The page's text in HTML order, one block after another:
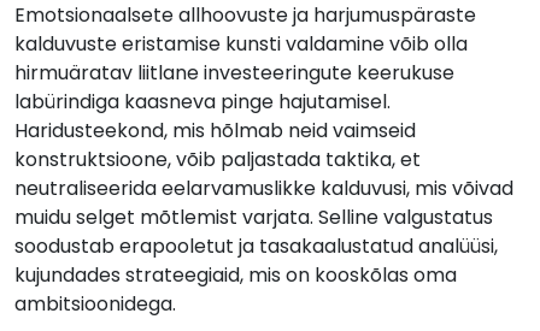
Emotsionaalsete allhoovuste ja harjumuspäraste
kalduvuste eristamise kunsti valdamine võib olla
hirmuäratav liitlane investeeringute keerukuse
labürindiga kaasneva pinge hajutamisel.
Haridusteekond, mis hõlmab neid vaimseid
konstruktsioone, võib paljastada taktika, et
neutraliseerida eelarvamuslikke kalduvusi, mis võivad
muidu selget mõtlemist varjata. Selline valgustatus
soodustab erapooletut ja tasakaalustatud analüüsi,
kujundades strateegiaid, mis on kooskõlas oma
ambitsioonidega.